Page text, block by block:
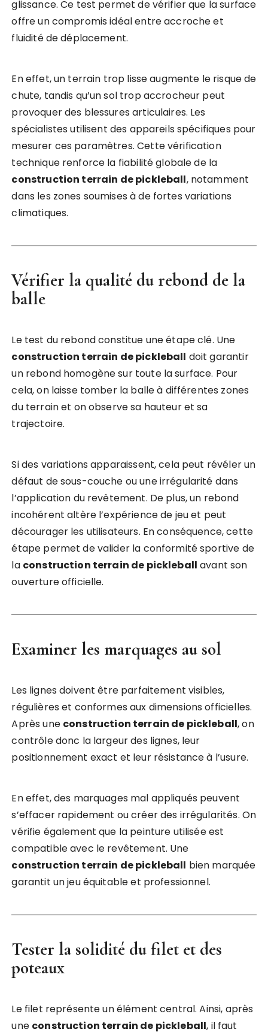
glissance. Ce test permet de vérifier que la surface
offre un compromis idéal entre accroche et
fluidité de déplacement.
En effet, un terrain trop lisse augmente le risque de
chute, tandis qu’un sol trop accrocheur peut
provoquer des blessures articulaires. Les
spécialistes utilisent des appareils spécifiques pour
mesurer ces paramètres. Cette vérification
technique renforce la fiabilité globale de la
construction terrain de pickleball, notamment
dans les zones soumises à de fortes variations
climatiques.
Vérifier la qualité du rebond de la
balle
Le test du rebond constitue une étape clé. Une
construction terrain de pickleball doit garantir
un rebond homogène sur toute la surface. Pour
cela, on laisse tomber la balle à différentes zones
du terrain et on observe sa hauteur et sa
trajectoire.
Si des variations apparaissent, cela peut révéler un
défaut de sous-couche ou une irrégularité dans
l’application du revêtement. De plus, un rebond
incohérent altère l’expérience de jeu et peut
décourager les utilisateurs. En conséquence, cette
étape permet de valider la conformité sportive de
la construction terrain de pickleball avant son
ouverture officielle.
Examiner les marquages au sol
Les lignes doivent être parfaitement visibles,
régulières et conformes aux dimensions officielles.
Après une construction terrain de pickleball, on
contrôle donc la largeur des lignes, leur
positionnement exact et leur résistance à l’usure.
En effet, des marquages mal appliqués peuvent
s’effacer rapidement ou créer des irrégularités. On
vérifie également que la peinture utilisée est
compatible avec le revêtement. Une
construction terrain de pickleball bien marquée
garantit un jeu équitable et professionnel.
Tester la solidité du filet et des
poteaux
Le filet représente un élément central. Ainsi, après
une construction terrain de pickleball, il faut